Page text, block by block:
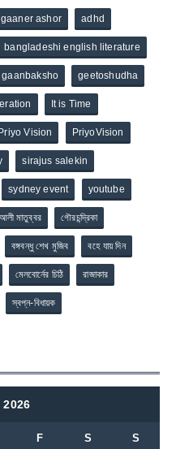
ashor adhd
bangladeshi english literature
gaanbaksho geetoshudha
It is Time
Priyo Vision PriyoVision
sirajus salekin
sydney event youtube
মাতুব্বর গৌরচন্দ্রিকা
বঙ্গবন্ধু শেখ মুজিব বহে যায় দিন
মেলবোর্নের চিঠি রাজাকার
স্বপ্ন-বিধায়ক
F S S